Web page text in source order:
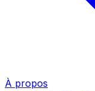
À propos